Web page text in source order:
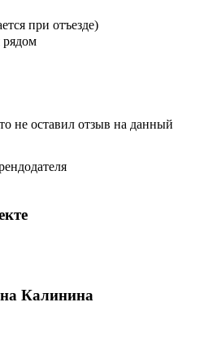
при отъезде)
рядом
не оставил отзыв на данный
Калинина